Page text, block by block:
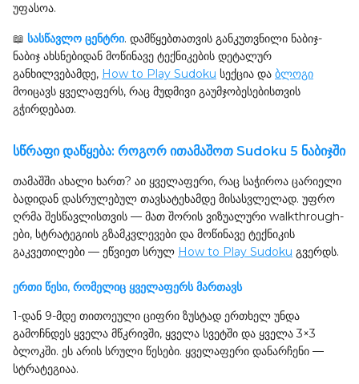
უფასოა.
📖 სასწავლო ცენტრი. დამწყებთათვის განკუთვნილი ნაბიჯ-
ნაბიჯ ახსნებიდან მოწინავე ტექნიკების დეტალურ
განხილვებამდე, How to Play Sudoku სექცია და ბლოგი
მოიცავს ყველაფერს, რაც მუდმივი გაუმჯობესებისთვის
გჭირდებათ.
სწრაფი დაწყება: როგორ ითამაშოთ Sudoku 5 ნაბიჯში
თამაშში ახალი ხართ? აი ყველაფერი, რაც საჭიროა ცარიელი
ბადიდან დასრულებულ თავსატეხამდე მისასვლელად. უფრო
ღრმა შესწავლისთვის — მათ შორის ვიზუალური walkthrough-
ები, სტრატეგიის გზამკვლევები და მოწინავე ტექნიკის
გაკვეთილები — ეწვიეთ სრულ How to Play Sudoku გვერდს.
ერთი წესი, რომელიც ყველაფერს მართავს
1-დან 9-მდე თითოეული ციფრი ზუსტად ერთხელ უნდა
გამოჩნდეს ყველა მწკრივში, ყველა სვეტში და ყველა 3×3
ბლოკში. ეს არის სრული წესები. ყველაფერი დანარჩენი —
სტრატეგიაა.